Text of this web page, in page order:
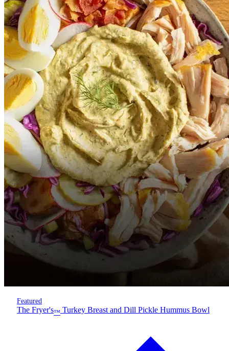
Featured
The Fryer's™ Turkey Breast and Dill Pickle Hummus Bowl